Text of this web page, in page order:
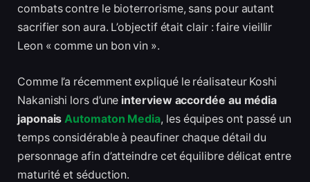
combats contre le bioterrorisme, sans pour autant
sacrifier son aura. L’objectif était clair : faire vieillir
Leon « comme un bon vin ».
Comme l’a récemment expliqué le réalisateur Koshi
Nakanishi lors d’une interview accordée au média
japonaisAutomaton Media, les équipes ont passé un
temps considérable à peaufiner chaque détail du
personnage afin d’atteindre cet équilibre délicat entre
maturité et séduction.